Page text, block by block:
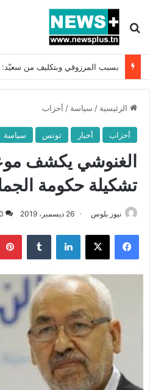
بحث عن
الرئيسية / سياسة / أحزاب
أحزاب أخبار تونس سياسة
الغنوشي يكشف
تشكيلة حكومة
نيوز بلوس 26 ديسمبر، 2019
فيسبوك X لينكدإن